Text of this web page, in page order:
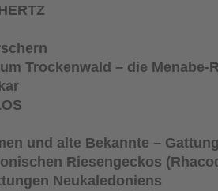
Trockenwald – die Menabe-
und alte Bekannte –
Riesengeckos
Neukaledoniens